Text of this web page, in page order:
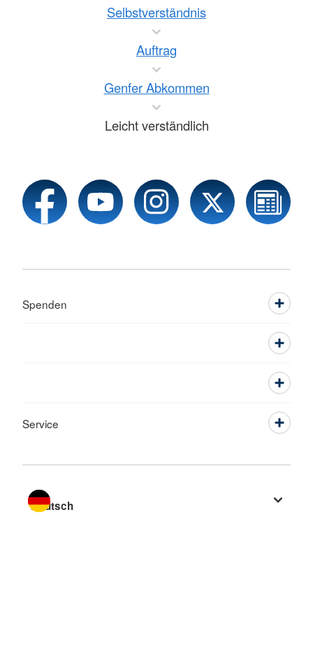
Selbstverständnis
Auftrag
Genfer Abkommen
Leicht verständlich
Spenden
Service
Sprache wechseln zu